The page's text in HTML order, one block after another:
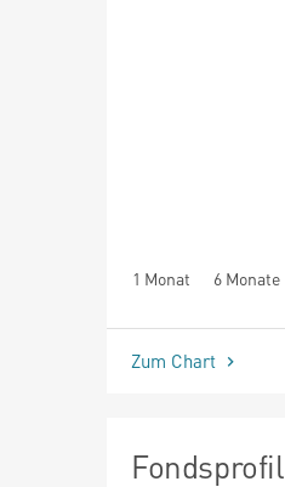
1 Monat 6 Monate
seit Beginn
Zum Chart
Fondsprofil